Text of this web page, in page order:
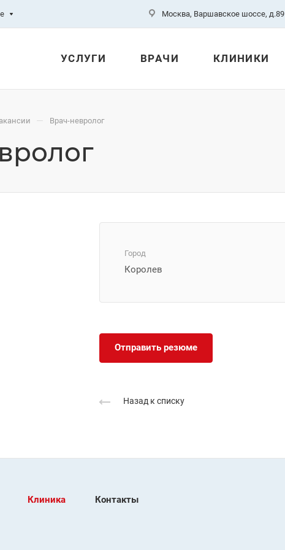
Москва, Варшавское шоссе, д.89
УСЛУГИ ВРАЧИ КЛИНИКИ
— Врач-невролог
Город
Королев
Отправить резюме
Назад к списку
Клиника Контакты